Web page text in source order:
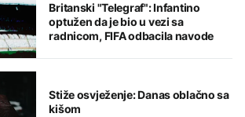
Britanski "Telegraf": Infantino
optužen da je bio u vezi sa
radnicom, FIFA odbacila navode
Stiže osvježenje: Danas oblačno sa
kišom